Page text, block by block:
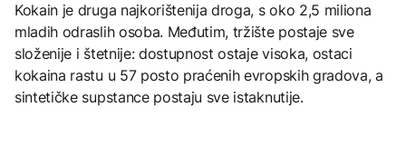
Kokain je druga najkorištenija droga, s oko 2,5 miliona
mladih odraslih osoba. Međutim, tržište postaje sve
složenije i štetnije: dostupnost ostaje visoka, ostaci
kokaina rastu u 57 posto praćenih evropskih gradova, a
sintetičke supstance postaju sve istaknutije.